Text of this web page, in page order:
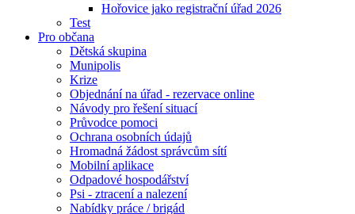
Hořovice jako registrační úřad 2026
Test
Pro občana
Dětská skupina
Munipolis
Krize
Objednání na úřad - rezervace online
Návody pro řešení situací
Průvodce pomoci
Ochrana osobních údajů
Hromadná žádost správcům sítí
Mobilní aplikace
Odpadové hospodářství
Psi - ztracení a nalezení
Nabídky práce / brigád